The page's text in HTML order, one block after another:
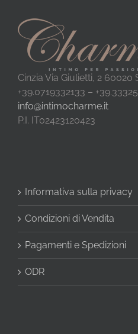
Cinzia Via Giulietti, 2 60020
+39.0719332133 –
info@intimocharme.it
P.I. IT02423120423
Informativa sulla privacy
Condizioni di Vendita
Pagamenti e Spedizioni
ODR